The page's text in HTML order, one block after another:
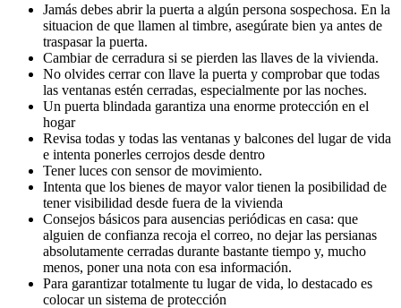
Jamás debes abrir la puerta a algún persona sospechosa. En la
situacion de que llamen al timbre, asegúrate bien ya antes de
traspasar la puerta.
Cambiar de cerradura si se pierden las llaves de la vivienda.
No olvides cerrar con llave la puerta y comprobar que todas
las ventanas estén cerradas, especialmente por las noches.
Un puerta blindada garantiza una enorme protección en el
hogar
Revisa todas y todas las ventanas y balcones del lugar de vida
e intenta ponerles cerrojos desde dentro
Tener luces con sensor de movimiento.
Intenta que los bienes de mayor valor tienen la posibilidad de
tener visibilidad desde fuera de la vivienda
Consejos básicos para ausencias periódicas en casa: que
alguien de confianza recoja el correo, no dejar las persianas
absolutamente cerradas durante bastante tiempo y, mucho
menos, poner una nota con esa información.
Para garantizar totalmente tu lugar de vida, lo destacado es
colocar un sistema de protección